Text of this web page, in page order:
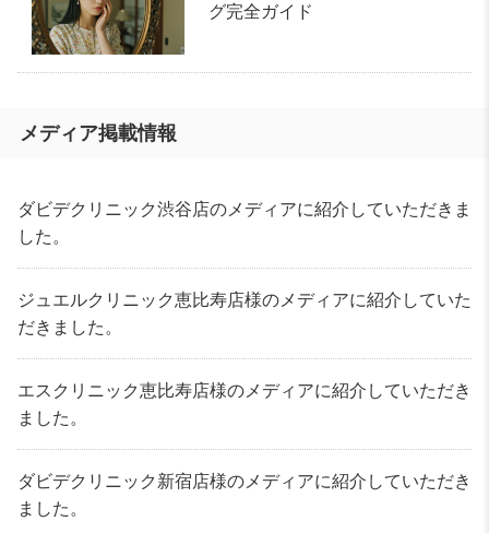
グ完全ガイド
メディア掲載情報
ダビデクリニック渋谷店のメディアに紹介していただきま
した。
ジュエルクリニック恵比寿店様のメディアに紹介していた
だきました。
エスクリニック恵比寿店様のメディアに紹介していただき
ました。
ダビデクリニック新宿店様のメディアに紹介していただき
ました。